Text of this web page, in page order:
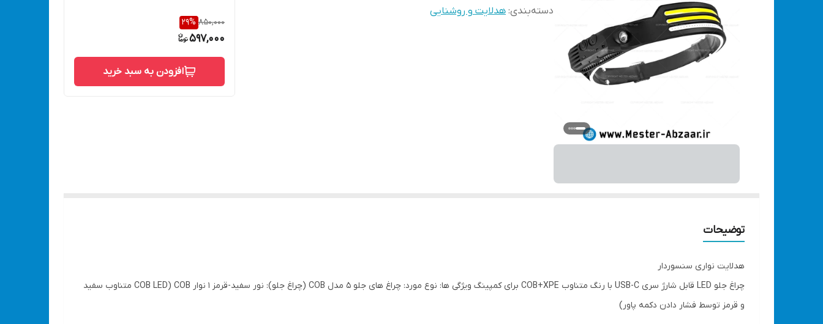
دسته‌بندی: هدلایت و روشنایی
850,000
29%
597,000
افزودن به سبد خرید
توضیحات
هدلایت نواری سنسوردار
چراغ جلو LED قابل شارژ سری USB-C با رنگ متناوب COB+XPE برای کمپینگ ویژگی ها: نوع مورد: چراغ های جلو 5 مدل COB (چراغ جلو): نور سفید-قرمز 1 نوار COB (COB LED متناوب سفید
و قرمز توسط فشار دادن دکمه پاور)